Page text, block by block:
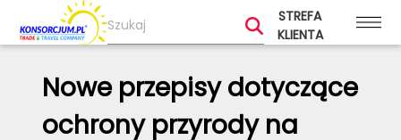
STREFA
KLIENTA
Nowe przepisy dotyczące
ochrony przyrody na